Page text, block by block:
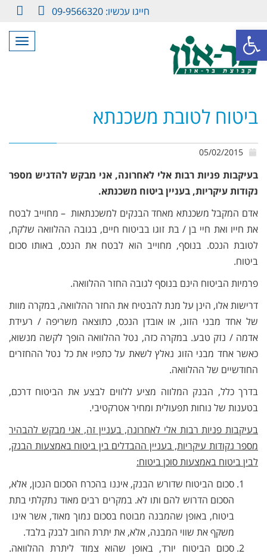
פתח סרגל נגישות
חייגו עכשיו: 09-9566320
ביטוח לטובת משכנתא
בעיקבות פניות רבות אלי לאחרונה, אני מבקש להדגיש מספר
נקודות עיקריות, בעניין ביטוח משכנתא.
אדם המקבל משכנתא מאחד הבנקים למשכנתאות – מחוייב לבטח
את חייו ואת חיי בן / בת זוגו בביטוח חיים, בגובה ההלוואה שלקח,
לטובת הנכס. בנוסף, מחוייב הוא לבטח את הנכס, באותו סכום
ביטוח.
פרמיות הביטוח הינם בנוסף לגובה החזר ההלוואה.
דרישות אלו, הינן על מנת להבטיח את החזר ההלוואה, במקרה מוות
של אחד מבני הזוג, או אובדן הנכס, כתוצאה משריפה / רעידת
אדמה / נזק טבע. במקרה כזה, נטל ההלוואה הופך לקשה מנשוא,
כאשר אחד מבני הזוג נאלץ לשאת על כתפיו את כל נטל ההחזרים
החודשיים של ההלוואה.
בדרך כלל, הבנק המלווה מציע ללווים לבצע את הביטוח דרכם,
בטענות של נוחות תפעולית ומחיר אטרקטיבי.
בעיקבות פניות רבות אלי לאחרונה, בעניין זה, אני מבקש להבהיר
מספר נקודות עיקריות, בעניין ההבדלים בין ביטוח באמצעות הבנק,
לבין ביטוח באמצעות סוכן ביטוח:
סכום הביטוח שדורש הבנק, איננו בהכרח הסכום הנכון, אלא,
הסכום הדרוש להם ותו לא. במקרים רבים מאוד נתקלתי בתת
ביטוח, באופן שהמבנה מבוטח בסכום נמוך מאוד, אשר אינו
משקף את שווי המבנה, אלא, את יתרת החוב לבנק בלבד.
סכום הביטוח יורד, באופן שהוא צמוד ליתרת ההלוואה.